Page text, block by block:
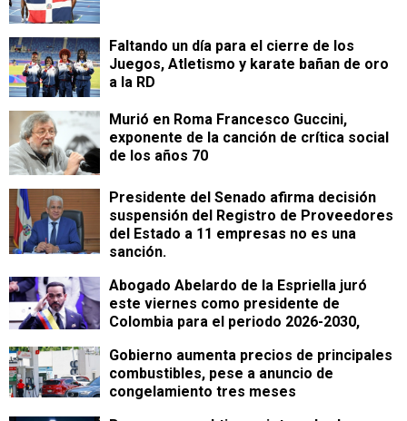
Faltando un día para el cierre de los
Juegos, Atletismo y karate bañan de oro
a la RD
Murió en Roma Francesco Guccini,
exponente de la canción de crítica social
de los años 70
Presidente del Senado afirma decisión
suspensión del Registro de Proveedores
del Estado a 11 empresas no es una
sanción.
Abogado Abelardo de la Espriella juró
este viernes como presidente de
Colombia para el periodo 2026-2030,
Gobierno aumenta precios de principales
combustibles, pese a anuncio de
congelamiento tres meses